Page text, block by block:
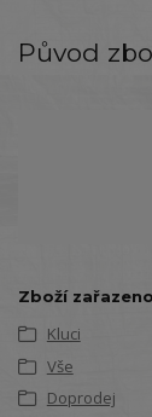
Původ
Zboží
Kluci
Vše
Doprodej